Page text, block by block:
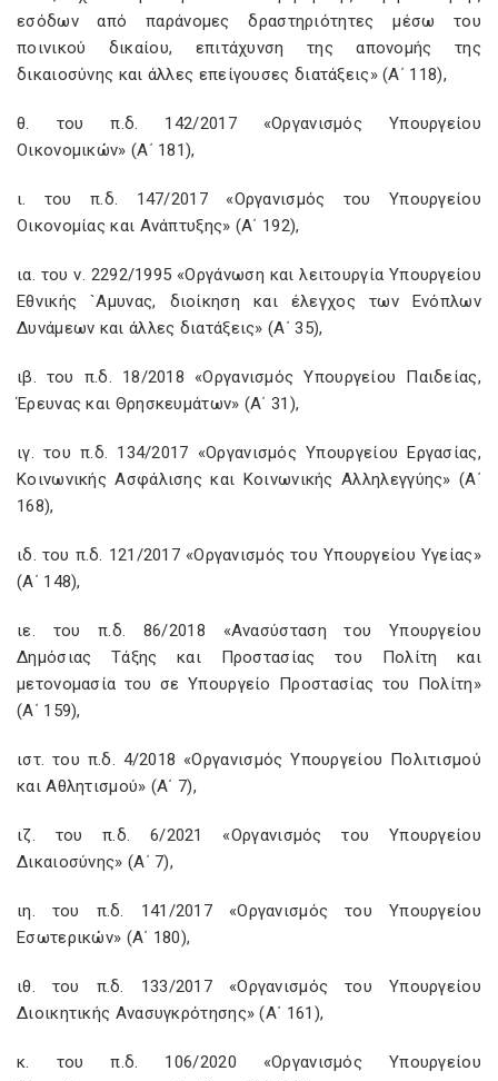
εσόδων από παράνομες δραστηριότητες μέσω του
ποινικού δικαίου, επιτάχυνση της απονομής της
δικαιοσύνης και άλλες επείγουσες διατάξεις» (Α΄ 118),
θ. του π.δ. 142/2017 «Οργανισμός Υπουργείου
Οικονομικών» (Α΄ 181),
ι. του π.δ. 147/2017 «Οργανισμός του Υπουργείου
Οικονομίας και Ανάπτυξης» (Α΄ 192),
ια. του ν. 2292/1995 «Οργάνωση και λειτουργία Υπουργείου
Εθνικής `Αμυνας, διοίκηση και έλεγχος των Ενόπλων
Δυνάμεων και άλλες διατάξεις» (Α΄ 35),
ιβ. του π.δ. 18/2018 «Οργανισμός Υπουργείου Παιδείας,
Έρευνας και Θρησκευμάτων» (Α΄ 31),
ιγ. του π.δ. 134/2017 «Οργανισμός Υπουργείου Εργασίας,
Κοινωνικής Ασφάλισης και Κοινωνικής Αλληλεγγύης» (Α΄
168),
ιδ. του π.δ. 121/2017 «Οργανισμός του Υπουργείου Υγείας»
(Α΄ 148),
ιε. του π.δ. 86/2018 «Ανασύσταση του Υπουργείου
Δημόσιας Τάξης και Προστασίας του Πολίτη και
μετονομασία του σε Υπουργείο Προστασίας του Πολίτη»
(Α΄ 159),
ιστ. του π.δ. 4/2018 «Οργανισμός Υπουργείου Πολιτισμού
και Αθλητισμού» (Α΄ 7),
ιζ. του π.δ. 6/2021 «Οργανισμός του Υπουργείου
Δικαιοσύνης» (Α΄ 7),
ιη. του π.δ. 141/2017 «Οργανισμός του Υπουργείου
Εσωτερικών» (Α΄ 180),
ιθ. του π.δ. 133/2017 «Οργανισμός του Υπουργείου
Διοικητικής Ανασυγκρότησης» (Α΄ 161),
κ. του π.δ. 106/2020 «Οργανισμός Υπουργείου